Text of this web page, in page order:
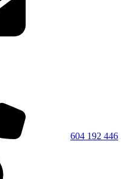
604 192 446